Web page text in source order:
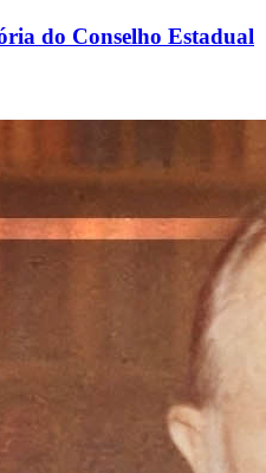
do Conselho Estadual